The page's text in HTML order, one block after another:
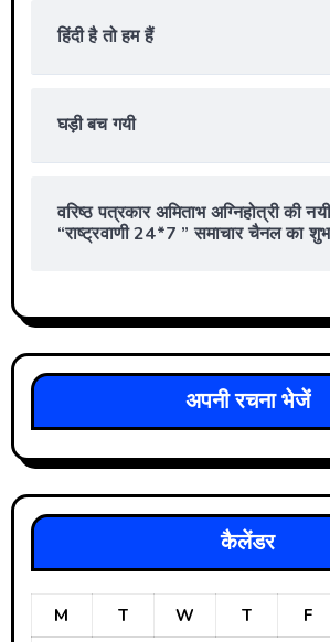
हिंदी है तो हम हैं
घड़ी बच गयी
वरिष्ठ पत्रकार अमिताभ अग्निहोत्री की नयी
“राष्ट्रवाणी 24*7 ” समाचार चैनल का
अपनी रचना भेजें
कैलेंडर
M T W T F